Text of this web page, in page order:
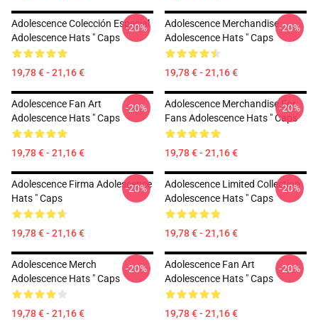
Adolescence Colección Especial
Adolescence Hats " Caps
19,78 € - 21,16 €
-20%
Adolescence Merchandise
Adolescence Hats " Caps
19,78 € - 21,16 €
-20%
Adolescence Fan Art
Adolescence Hats " Caps
19,78 € - 21,16 €
-20%
Adolescence Merchandise For
Fans Adolescence Hats " Caps
19,78 € - 21,16 €
-20%
Adolescence Firma Adolescence
Hats " Caps
19,78 € - 21,16 €
-20%
Adolescence Limited Collection
Adolescence Hats " Caps
19,78 € - 21,16 €
-20%
Adolescence Merch
Adolescence Hats " Caps
19,78 € - 21,16 €
-20%
Adolescence Fan Art
Adolescence Hats " Caps
19,78 € - 21,16 €
-20%